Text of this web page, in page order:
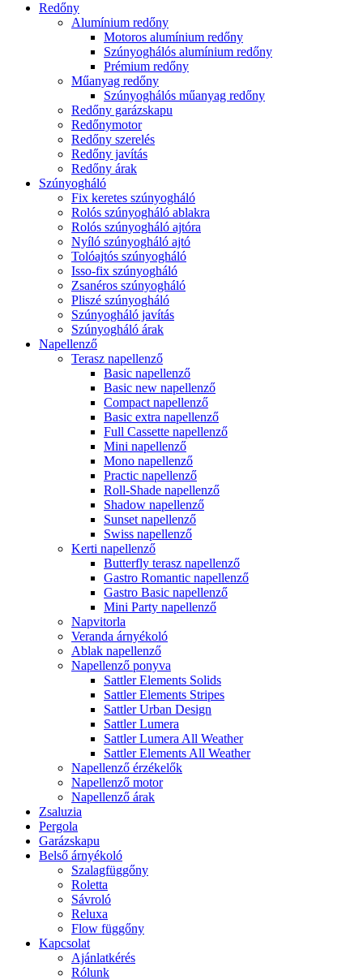
Redőny
Alumínium redőny
Motoros alumínium redőny
Szúnyoghálós alumínium redőny
Prémium redőny
Műanyag redőny
Szúnyoghálós műanyag redőny
Redőny garázskapu
Redőnymotor
Redőny szerelés
Redőny javítás
Redőny árak
Szúnyogháló
Fix keretes szúnyogháló
Rolós szúnyogháló ablakra
Rolós szúnyogháló ajtóra
Nyíló szúnyogháló ajtó
Tolóajtós szúnyogháló
Isso-fix szúnyogháló
Zsanéros szúnyogháló
Pliszé szúnyogháló
Szúnyogháló javítás
Szúnyogháló árak
Napellenző
Terasz napellenző
Basic napellenző
Basic new napellenző
Compact napellenző
Basic extra napellenző
Full Cassette napellenző
Mini napellenző
Mono napellenző
Practic napellenző
Roll-Shade napellenző
Shadow napellenző
Sunset napellenző
Swiss napellenző
Kerti napellenző
Butterfly terasz napellenző
Gastro Romantic napellenző
Gastro Basic napellenző
Mini Party napellenző
Napvitorla
Veranda árnyékoló
Ablak napellenző
Napellenző ponyva
Sattler Elements Solids
Sattler Elements Stripes
Sattler Urban Design
Sattler Lumera
Sattler Lumera All Weather
Sattler Elements All Weather
Napellenző érzékelők
Napellenző motor
Napellenző árak
Zsaluzia
Pergola
Garázskapu
Belső árnyékoló
Szalagfüggőny
Roletta
Sávroló
Reluxa
Flow függőny
Kapcsolat
Ajánlatkérés
Rólunk